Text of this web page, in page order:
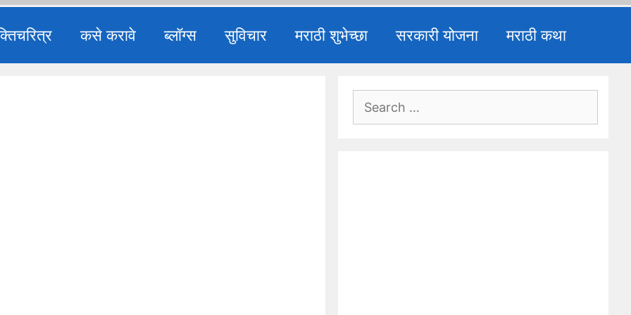
कसे करावे ब्लॉग्स सुविचार मराठी शुभेच्छा सरकारी योजना मराठी कथा
Search
for: